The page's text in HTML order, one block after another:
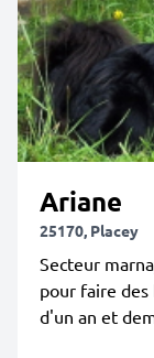
Ariane
25170, Placey
Secteur
pour faire des
d'un an et